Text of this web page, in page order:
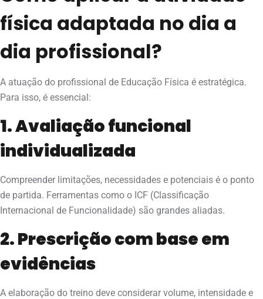
física adaptada no dia a
dia profissional?
A atuação do profissional de Educação Física é estratégica.
Para isso, é essencial:
1. Avaliação funcional
individualizada
Compreender limitações, necessidades e potenciais é o ponto
de partida. Ferramentas como o ICF (Classificação
Internacional de Funcionalidade) são grandes aliadas.
2. Prescrição com base em
evidências
A elaboração do treino deve considerar volume, intensidade e